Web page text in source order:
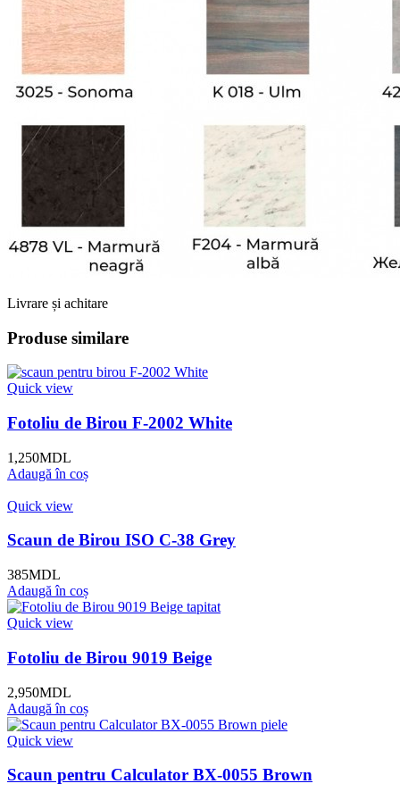
Livrare și achitare
Produse similare
Quick view
Fotoliu de Birou F-2002 White
1,250MDL
Adaugă în coș
Quick view
Scaun de Birou ISO C-38 Grey
385MDL
Adaugă în coș
Quick view
Fotoliu de Birou 9019 Beige
2,950MDL
Adaugă în coș
Quick view
Scaun pentru Calculator BX-0055 Brown